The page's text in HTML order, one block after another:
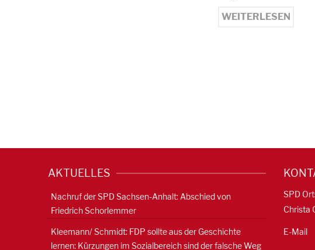
WEITERLESEN
AKTUELLES
Nachruf der SPD Sachsen-Anhalt: Abschied von
Friedrich Schorlemmer
Kleemann/ Schmidt: FDP sollte aus der Geschichte
lernen: Kürzungen im Sozialbereich sind der falsche Weg
SPD
Christa
E-Mail